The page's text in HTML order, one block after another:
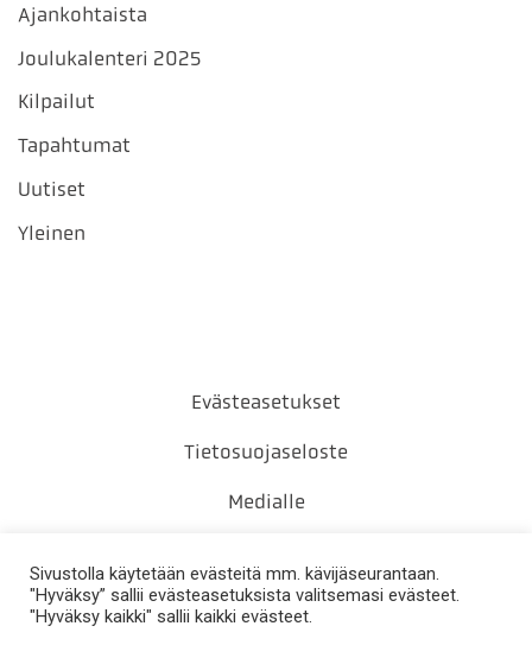
Ajankohtaista
Joulukalenteri 2025
Kilpailut
Tapahtumat
Uutiset
Yleinen
Evästeasetukset
Tietosuojaseloste
Medialle
Sivustolla käytetään evästeitä mm. kävijäseurantaan.
"Hyväksy” sallii evästeasetuksista valitsemasi evästeet.
"Hyväksy kaikki" sallii kaikki evästeet.